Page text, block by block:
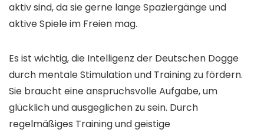
aktiv sind, da sie gerne lange Spaziergänge und
aktive Spiele im Freien mag.
Es ist wichtig, die Intelligenz der Deutschen Dogge
durch mentale Stimulation und Training zu fördern.
Sie braucht eine anspruchsvolle Aufgabe, um
glücklich und ausgeglichen zu sein. Durch
regelmäßiges Training und geistige